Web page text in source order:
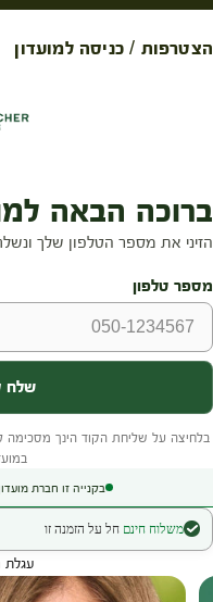
הצטרפות / כניסה למועדון
בקנייה זו חברת
משלוח חינם חל על הזמנה זו
עגלת